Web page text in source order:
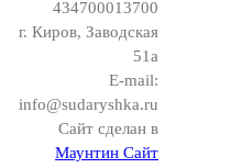
434700013700
г. Киров, Заводская
51а
E-mail:
info@sudaryshka.ru
Сайт сделан в
Маунтин Сайт